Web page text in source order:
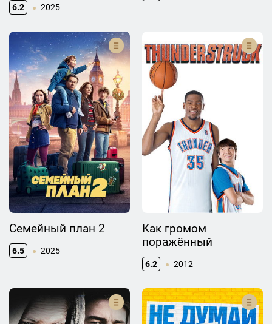
6.2 2025
Семейный план 2
6.5 2025
Как громом
поражённый
6.2 2012